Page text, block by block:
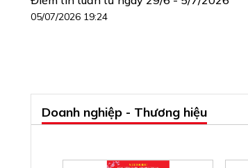
05/07/2026 19:24
Doanh nghiệp - Thương hiệu